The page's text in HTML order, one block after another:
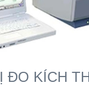
ĐO KÍCH